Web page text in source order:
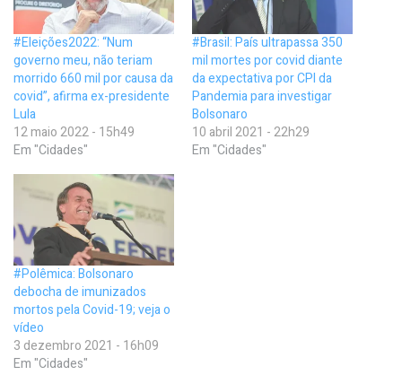
#Eleições2022: “Num
governo meu, não teriam
morrido 660 mil por causa da
covid”, afirma ex-presidente
Lula
12 maio 2022 - 15h49
Em "Cidades"
#Brasil: País ultrapassa 350
mil mortes por covid diante
da expectativa por CPI da
Pandemia para investigar
Bolsonaro
10 abril 2021 - 22h29
Em "Cidades"
#Polêmica: Bolsonaro
debocha de imunizados
mortos pela Covid-19; veja o
vídeo
3 dezembro 2021 - 16h09
Em "Cidades"